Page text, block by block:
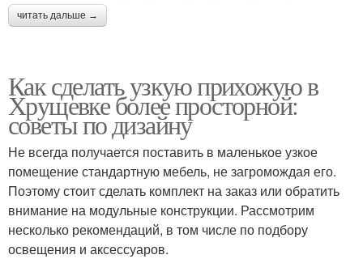
читать дальше →
Как сделать узкую прихожую в
Хрущевке более просторной:
советы по дизайну
Не всегда получается поставить в маленькое узкое
помещение стандартную мебель, не загромождая его.
Поэтому стоит сделать комплект на заказ или обратить
внимание на модульные конструкции. Рассмотрим
несколько рекомендаций, в том числе по подбору
освещения и аксессуаров.